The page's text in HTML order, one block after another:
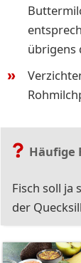
übrigens
Häufige
Fisch soll ja
der